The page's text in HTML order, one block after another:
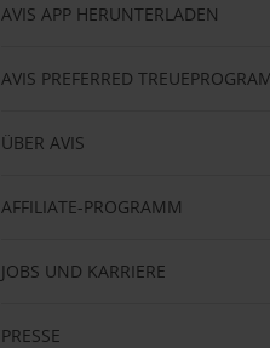
AVIS APP HERUNTERLADEN
AVIS PREFERRED
ÜBER AVIS
AFFILIATE-PROGRAMM
JOBS UND KARRIERE
PRESSE